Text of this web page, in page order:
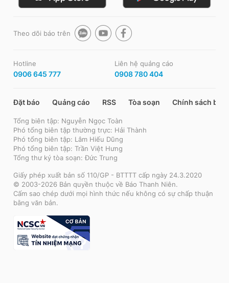
Theo dõi báo trên
Hotline
0906 645 777
Liên hệ quảng cáo
0908 780 404
Đặt báo Quảng cáo RSS Tòa soạn Chính sách bảo
Tổng biên tập: Nguyễn Ngọc Toàn
Phó tổng biên tập thường trực: Hải Thành
Phó tổng biên tập: Lâm Hiếu Dũng
Phó tổng biên tập: Trần Việt Hưng
Tổng thư ký tòa soạn: Đức Trung
Giấy phép xuất bản số 110/GP - BTTTT cấp ngày 24.3.2020
© 2003-2026 Bản quyền thuộc về Báo Thanh Niên.
Cấm sao chép dưới mọi hình thức nếu không có sự chấp thuận
bằng văn bản.